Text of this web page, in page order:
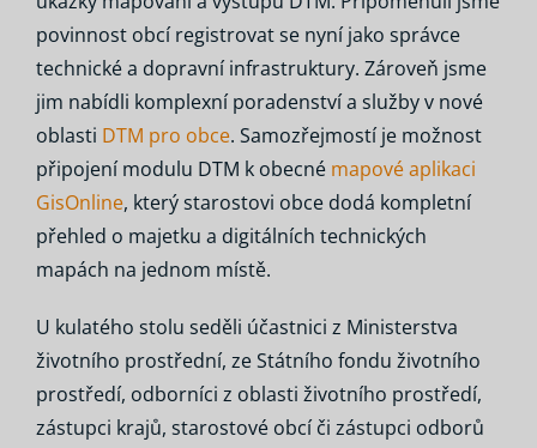
povinnost obcí registrovat se nyní jako správce
technické a dopravní infrastruktury. Zároveň jsme
jim nabídli komplexní poradenství a služby v nové
oblasti DTM pro obce. Samozřejmostí je možnost
připojení modulu DTM k obecné mapové aplikaci
GisOnline, který starostovi obce dodá kompletní
přehled o majetku a digitálních technických
mapách na jednom místě.
U kulatého stolu seděli účastnici z Ministerstva
životního prostřední, ze Státního fondu životního
prostředí, odborníci z oblasti životního prostředí,
zástupci krajů, starostové obcí či zástupci odborů